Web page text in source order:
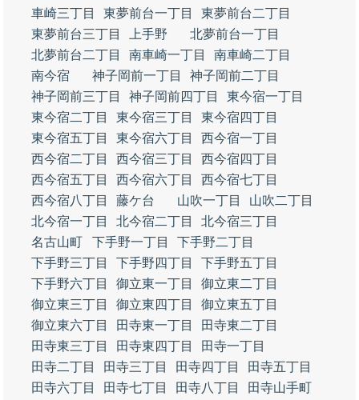
車崎三丁目
東夢前台一丁目
東夢前台二丁目
東夢前台三丁目
上手野
北夢前台一丁目
北夢前台二丁目
南車崎一丁目
南車崎二丁目
南今宿
神子岡前一丁目
神子岡前二丁目
神子岡前三丁目
神子岡前四丁目
東今宿一丁目
東今宿二丁目
東今宿三丁目
東今宿四丁目
東今宿五丁目
東今宿六丁目
西今宿一丁目
西今宿二丁目
西今宿三丁目
西今宿四丁目
西今宿五丁目
西今宿六丁目
西今宿七丁目
西今宿八丁目
藤ケ台 山吹一丁目
山吹二丁目
北今宿一丁目
北今宿二丁目
北今宿三丁目
名古山町
下手野一丁目
下手野二丁目
下手野三丁目
下手野四丁目
下手野五丁目
下手野六丁目
御立東一丁目
御立東二丁目
御立東三丁目
御立東四丁目
御立東五丁目
御立東六丁目
田寺東一丁目
田寺東二丁目
田寺東三丁目
田寺東四丁目
田寺一丁目
田寺二丁目
田寺三丁目 田寺四丁目
田寺五丁目
田寺六丁目
田寺七丁目 田寺八丁目
田寺山手町